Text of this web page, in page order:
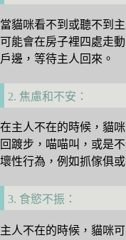
當貓咪看不到或聽不到
可能會在房子裡四處走
戶邊，等待主人回來。
2. 焦慮和不安：
在主人不在的時候，貓
回踱步，喵喵叫，或是
壞性行為，例如抓傢俱或
3. 食慾不振：
主人不在的時候，貓咪